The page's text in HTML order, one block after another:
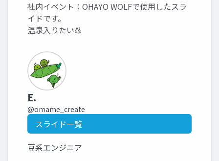
社内イベント：OHAYO WOLFで使用したスラ
イドです。
温泉入りたい♨️
E.
@omame_create
スライド一覧
豆系エンジニア